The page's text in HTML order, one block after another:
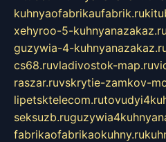
kuhnyaofabrikaufabrik.ru
xehyroo-5-kuhnyanazakaz.ru
guzywia-4-
cs68.ruvladivostok-map.ru
raszar.ruvskrytie-zamkov-
lipetsktelecom.ru
seksuzb.ru
fabrikaofabrikaokuhny.ru